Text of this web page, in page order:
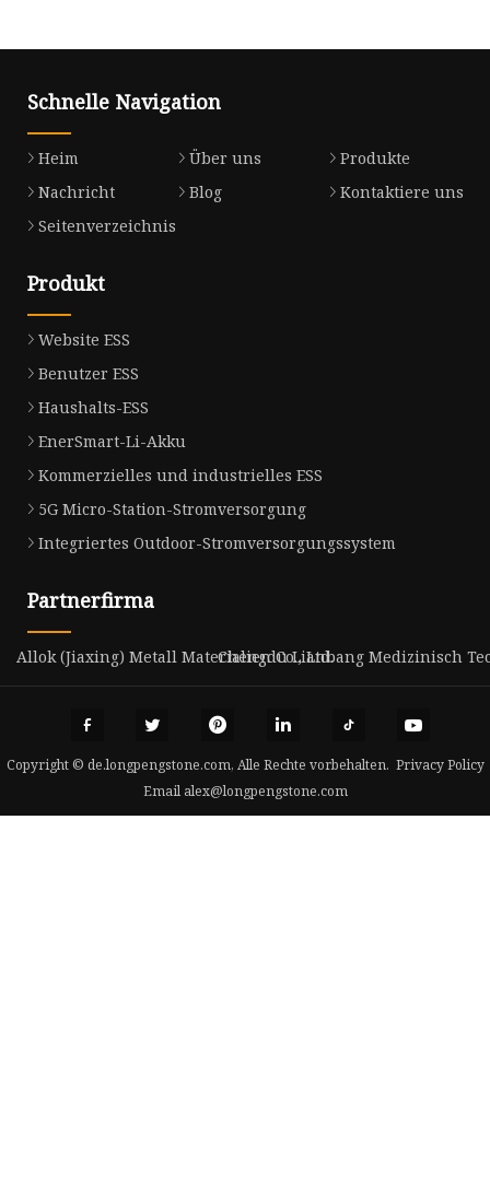
Schnelle Navigation
Heim Über uns
Produkte
Nachricht
Blog
Kontaktiere uns
Seitenverzeichnis
Produkt
Website ESS
Benutzer ESS
Haushalts-ESS
EnerSmart-Li-Akku
Kommerzielles und industrielles ESS
5G Micro-Station-Stromversorgung
Integriertes Outdoor-Stromversorgungssystem
Partnerfirma
Allok (Jiaxing) Metall Materialien Co., Ltd.Chengdu Lianbang Medizinisch
Copyright © de.longpengstone.com, Alle Rechte vorbehalten. Privacy Policy
Email alex@longpengstone.com